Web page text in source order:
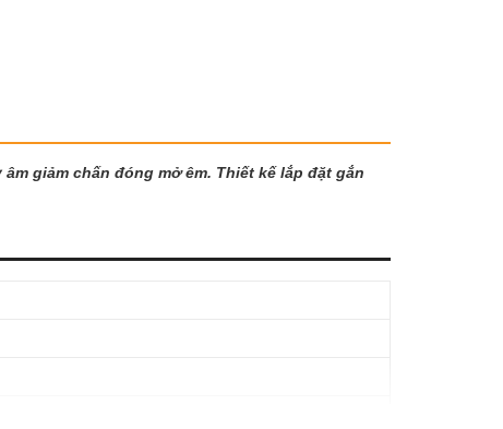
giảm chấn đóng mở êm. Thiết kế lắp đặt gắn